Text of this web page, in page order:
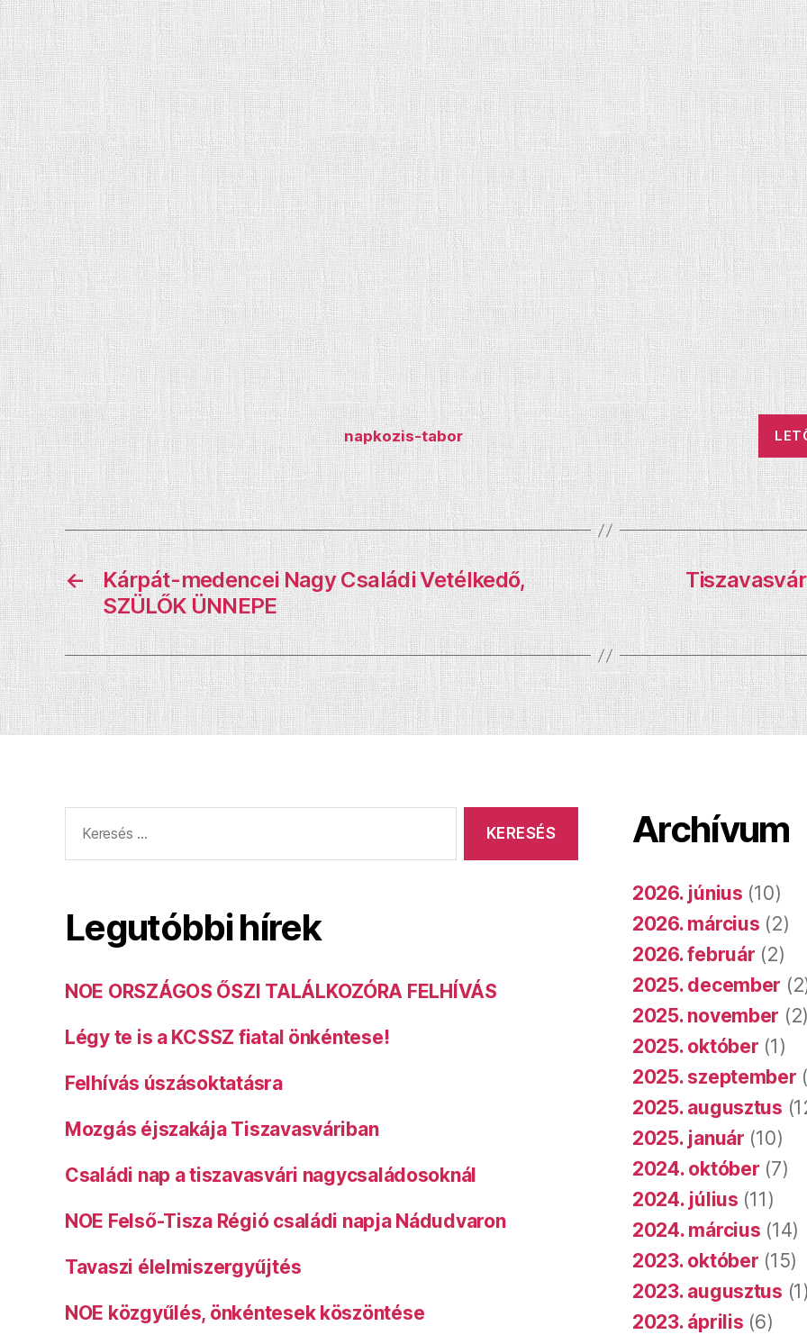
napkozis-tabor
←
Kárpát-medencei Nagy Családi Vetélkedő,
SZÜLŐK ÜNNEPE
Legutóbbi hírek
NOE ORSZÁGOS ŐSZI TALÁLKOZÓRA FELHÍVÁS
Légy te is a KCSSZ fiatal önkéntese!
Felhívás úszásoktatásra
Mozgás éjszakája Tiszavasváriban
Családi nap a tiszavasvári nagycsaládosoknál
NOE Felső-Tisza Régió családi napja Nádudvaron
Tavaszi élelmiszergyűjtés
NOE közgyűlés, önkéntesek köszöntése
Archívum
2026. június (10)
2026. március (2)
2026. február (2)
2025. december
2025. november (2)
2025. október (1)
2025. szeptember
2025. augusztus
2025. január (10)
2024. október (7)
2024. július (11)
2024. március (14)
2023. október (15)
2023. augusztus (1)
2023. április (6)